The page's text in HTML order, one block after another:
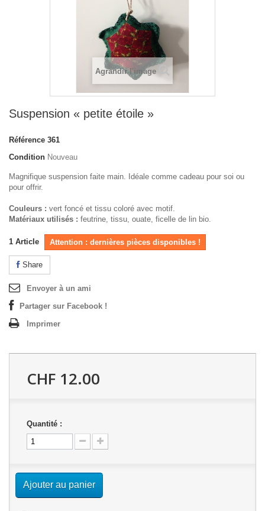
Agrandir l'image
Suspension « petite étoile »
Référence 361
Condition Nouveau
Magnifique suspension faite main. Idéale comme cadeau pour soi ou
pour offrir.
Couleurs : vert foncé et tissu coloré avec motif.
Matériaux utilisés : feutrine, tissu, ouate, ficelle de lin bio.
1 Article Attention : dernières pièces disponibles !
Share
Envoyer à un ami
Partager sur Facebook !
Imprimer
CHF 12.00
Quantité :
Ajouter au panier